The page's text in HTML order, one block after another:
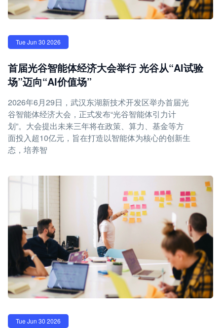
Tue Jun 30 2026
首届光谷智能体经济大会举行 光谷从“AI试验
场”迈向“AI价值场”
2026年6月29日，武汉东湖新技术开发区举办首届光
谷智能体经济大会，正式发布“光谷智能体引力计
划”。大会提出未来三年将在政策、算力、基金等方
面投入超10亿元，旨在打造以智能体为核心的创新生
态，培养智
Tue Jun 30 2026